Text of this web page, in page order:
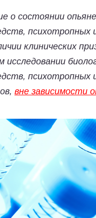
о состоянии
клинических
исследовании
вне зависимости